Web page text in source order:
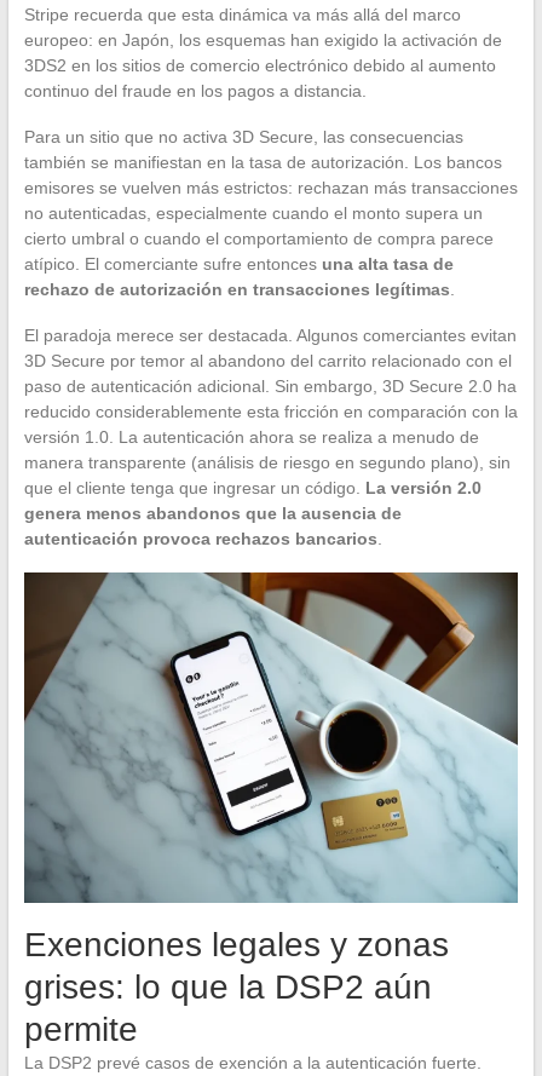
Stripe recuerda que esta dinámica va más allá del marco
europeo: en Japón, los esquemas han exigido la activación de
3DS2 en los sitios de comercio electrónico debido al aumento
continuo del fraude en los pagos a distancia.
Para un sitio que no activa 3D Secure, las consecuencias
también se manifiestan en la tasa de autorización. Los bancos
emisores se vuelven más estrictos: rechazan más transacciones
no autenticadas, especialmente cuando el monto supera un
cierto umbral o cuando el comportamiento de compra parece
atípico. El comerciante sufre entonces una alta tasa de
rechazo de autorización en transacciones legítimas.
El paradoja merece ser destacada. Algunos comerciantes evitan
3D Secure por temor al abandono del carrito relacionado con el
paso de autenticación adicional. Sin embargo, 3D Secure 2.0 ha
reducido considerablemente esta fricción en comparación con la
versión 1.0. La autenticación ahora se realiza a menudo de
manera transparente (análisis de riesgo en segundo plano), sin
que el cliente tenga que ingresar un código. La versión 2.0
genera menos abandonos que la ausencia de
autenticación provoca rechazos bancarios.
Exenciones legales y zonas
grises: lo que la DSP2 aún
permite
La DSP2 prevé casos de exención a la autenticación fuerte.